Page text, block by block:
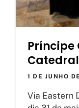
Príncipe
1 DE JUNHO
Via Eastern